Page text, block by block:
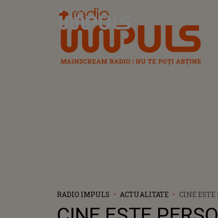
Radio Impuls
RADIO IMPULS ACTUALITATE
CINE ESTE